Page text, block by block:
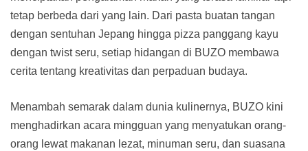
tetap berbeda dari yang lain. Dari pasta buatan tangan
dengan sentuhan Jepang hingga pizza panggang kayu
dengan twist seru, setiap hidangan di BUZO membawa
cerita tentang kreativitas dan perpaduan budaya.
Menambah semarak dalam dunia kulinernya, BUZO kini
menghadirkan acara mingguan yang menyatukan orang-
orang lewat makanan lezat, minuman seru, dan suasana